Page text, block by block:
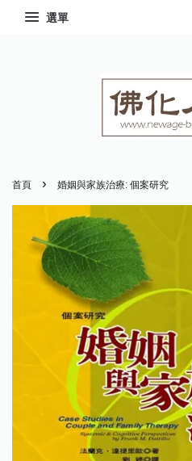
選單
首頁 › 婚姻與家族治療: 個案研究